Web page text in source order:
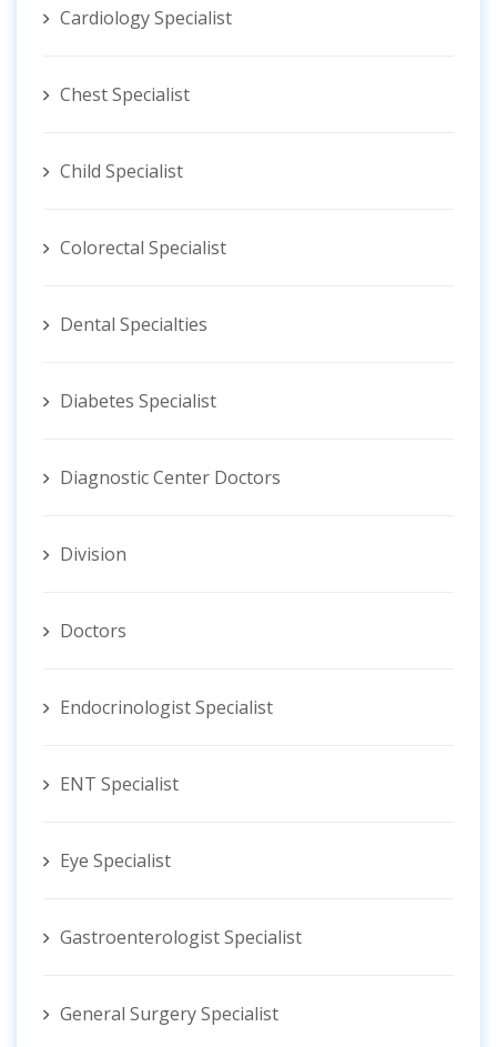
Cardiology Specialist
Chest Specialist
Child Specialist
Colorectal Specialist
Dental Specialties
Diabetes Specialist
Diagnostic Center Doctors
Division
Doctors
Endocrinologist Specialist
ENT Specialist
Eye Specialist
Gastroenterologist Specialist
General Surgery Specialist